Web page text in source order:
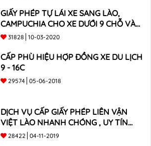
GIẤY PHÉP TỰ LÁI XE SANG LÀO,
CAMPUCHIA CHO XE DƯỚI 9 CHỖ VÀ
XE BÁN TẢI
31828 10-03-2020
CẤP PHÙ HIỆU HỢP ĐỒNG XE DU LỊCH
9 - 16C
29574 05-06-2018
DỊCH VỤ CẤP GIẤY PHÉP LIÊN VẬN
VIỆT LÀO NHANH CHÓNG , UY TÍN
TOÀN QUỐC
28422 04-11-2019